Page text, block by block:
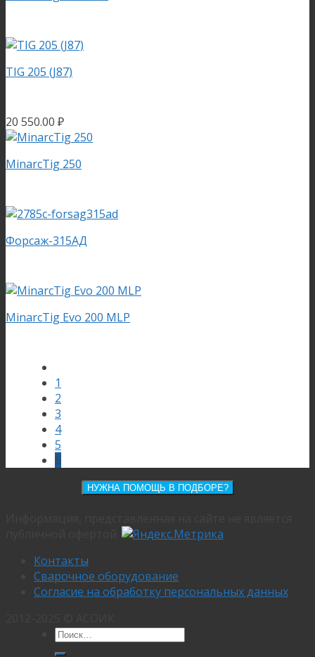
TIG 205 (J87)
20 550.00 ₽
MinarcTig 250
Форсаж-315АД
MinarcTig Evo 200 MLP
1
2
3
4
5
6
НУЖНА ПОМОЩЬ В ПОДБОРЕ?
Контакты
Сварочное оборудование
Согласие на обработку персональных данных